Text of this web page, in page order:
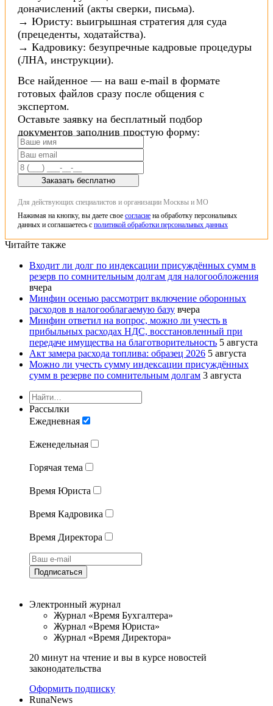
доначислений (акты сверки, письма).
→ Юристу: выигрышная стратегия для суда
(прецеденты, ходатайства).
→ Кадровику: безупречные кадровые процедуры
(ЛНА, инструкции).
Все найденное — на ваш e-mail в формате
готовых файлов сразу после общения с
экспертом.
Оставьте заявку на бесплатный подбор
документов заполнив простую форму:
Заказать бесплатно
Для действующих специалистов и организации Москвы и МО
Нажимая на кнопку, вы даете свое согласие на обработку персональных
данных и соглашаетесь с политикой обработки персональных данных
Читайте также
Входит ли долг по индексации присуждённых сумм в
резерв по сомнительным долгам для налогообложения
вчера
Минфин осенью рассмотрит включение оборонных
расходов в налогооблагаемую базу вчера
Минфин ответил на вопрос, можно ли учесть в
прибыльных расходах НДС, восстановленный при
передаче имущества на благотворительность 5 августа
Акт замера расхода топлива: образец 2026 5 августа
Можно ли учесть сумму индексации присуждённых
сумм в резерве по сомнительным долгам 3 августа
Рассылки
Ежедневная
Еженедельная
Горячая тема
Время Юриста
Время Кадровика
Время Директора
Подписаться
Электронный журнал
Журнал «Время Бухгалтера»
Журнал «Время Юриста»
Журнал «Время Директора»
20 минут на чтение и вы в курсе новостей
законодательства
Оформить подписку
RunaNews